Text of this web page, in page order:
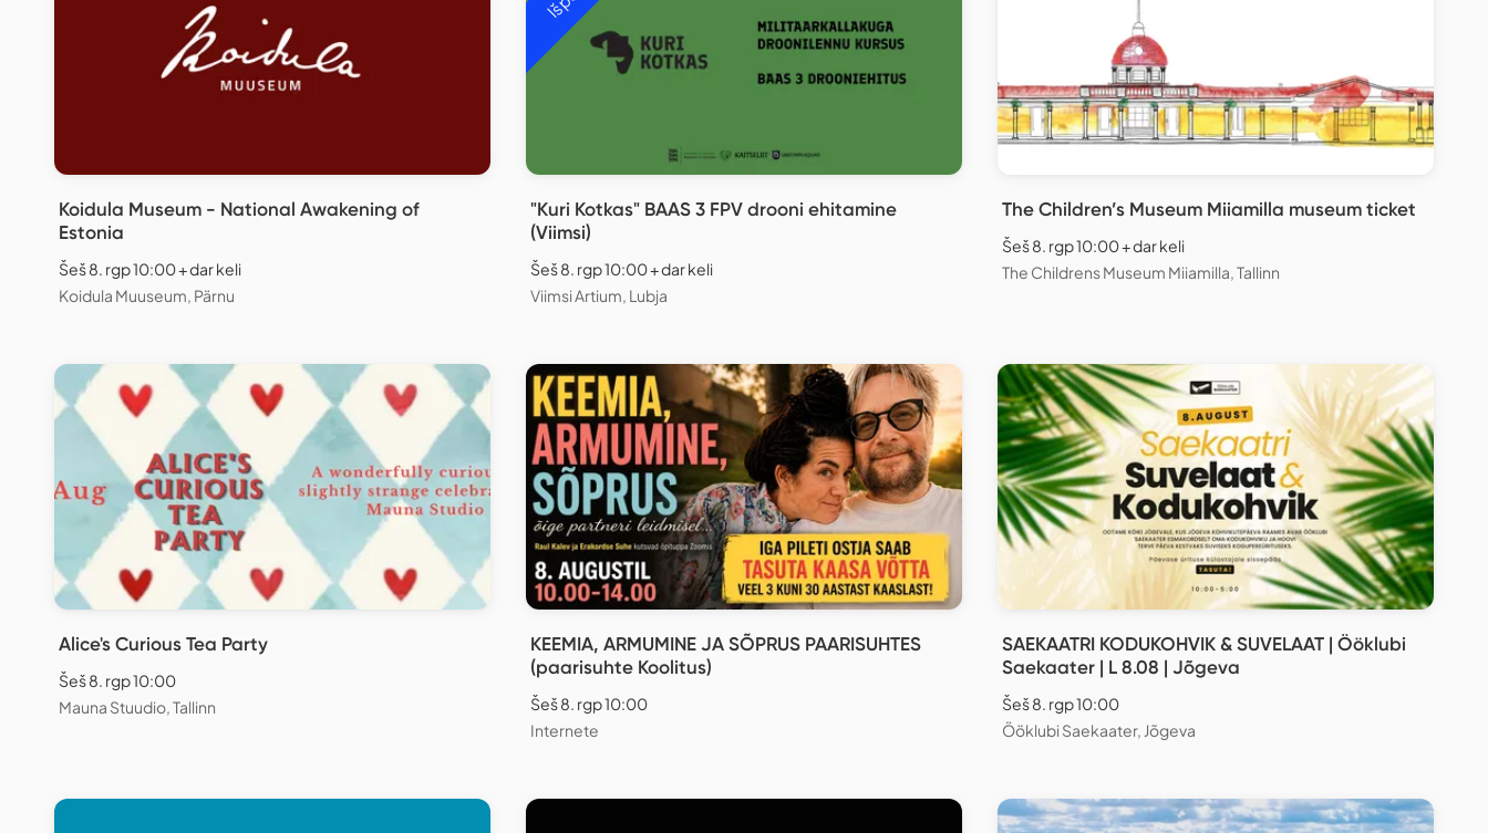
Koidula Museum - National Awakening of
Estonia
Šeš 8. rgp 10:00 + dar keli
Koidula Muuseum, Pärnu
"Kuri Kotkas" BAAS 3 FPV drooni ehitamine
(Viimsi)
Šeš 8. rgp 10:00 + dar keli
Viimsi Artium, Lubja
The Children’s Museum Miiamilla museum ticket
Šeš 8. rgp 10:00 + dar keli
The Childrens Museum Miiamilla, Tallinn
Alice's Curious Tea Party
Šeš 8. rgp 10:00
Mauna Stuudio, Tallinn
KEEMIA, ARMUMINE JA SÕPRUS PAARISUHTES
(paarisuhte Koolitus)
Šeš 8. rgp 10:00
Internete
SAEKAATRI KODUKOHVIK & SUVELAAT | Ööklubi
Saekaater | L 8.08 | Jõgeva
Šeš 8. rgp 10:00
Ööklubi Saekaater, Jõgeva